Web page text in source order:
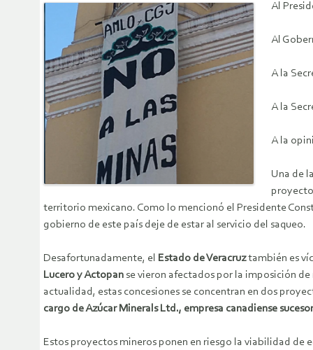
Al
Al
A la
A la
A la
Una de
territorio mexicano. Como lo mencionó el Presidente
gobierno de este país deje de estar al servicio del saqueo.
Desafortunadamente, el Estado de Veracruztambién es
Lucero y Actopan se vieron afectados por la imposición
actualidad, estas concesiones se concentran en dos
cargo de Azúcar Minerals Ltd., empresa canadiense
Estos proyectos mineros ponen en riesgo la viabilidad